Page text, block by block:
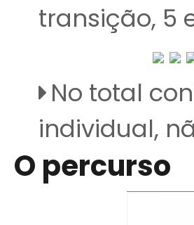
transição, 5
No total
individual,
O percurso